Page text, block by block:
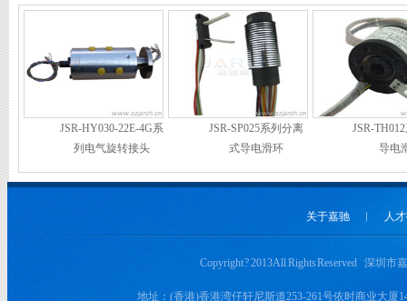
JSR-HY030-22E-4G系
列电气旋转接头
JSR-SP025系列分离
式导电滑环
JSR-
导电
关于嘉驰 ︱ 人
Copyright ? 2013 All Rights Reserved 深圳
地址：(香港)香港湾仔轩尼斯道253-261号依时商业大